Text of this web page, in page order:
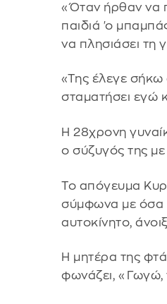
«Όταν ήρθαν να
παιδιά 'ο
να πλησιάσει τη
«Της έλεγε σήκω
σταματήσει εγώ
Η 28χρονη
ο σύζυγός της με
Το απόγευμα
σύμφωνα με όσα
αυτοκίνητο,
Η μητέρα της
φωνάζει, «Γωγώ,